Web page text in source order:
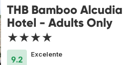
THB Bamboo Alcudia
Hotel - Adults Only
★★★★
9.2
Excelente